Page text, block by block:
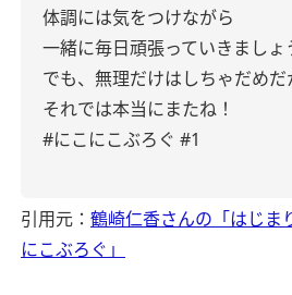
体調には気をつけながら
一緒に毎日頑張っていきましょ
でも、無理だけはしちゃだめだ
それでは本当にまたね！
#にこにこぶろぐ #1
引用元： 鶴崎仁香さんの「はじま
にこぶろぐ」